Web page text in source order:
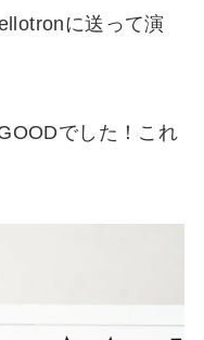
に送って演
でした！これ